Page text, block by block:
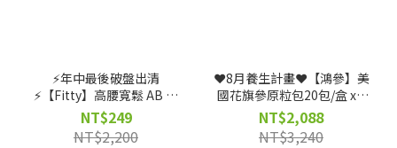
⚡️年中最後破盤出清
⚡️【Fitty】高腰寬鬆 AB 褲
（剩 XS, S 號）
NT$249
NT$2,200
❤️8月養生計畫❤️【鴻參】美
國花旗參原粒包20包/盒 x 3
盒
NT$2,088
NT$3,240